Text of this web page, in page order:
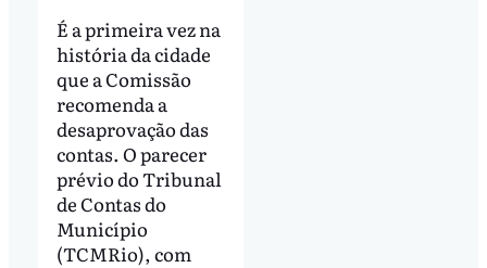
É a primeira vez na
história da cidade
que a Comissão
recomenda a
desaprovação das
contas. O parecer
prévio do Tribunal
de Contas do
Município
(TCMRio), com